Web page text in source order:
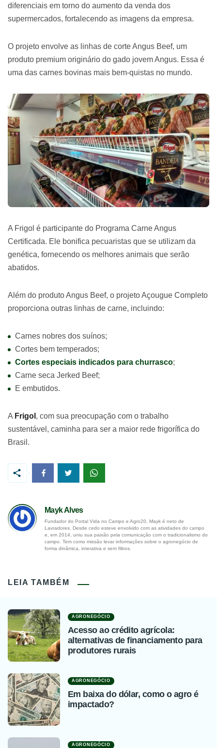
diferenciais em torno do aumento da venda dos
supermercados, fortalecendo as imagens da empresa.
O projeto envolve as linhas de corte Angus Beef, um
produto premium originário do gado jovem Angus. Essa é
uma das carnes bovinas mais bem-quistas no mundo.
A Frigol é participante do Programa Carne Angus
Certificada. Ele bonifica pecuaristas que se utilizam da
genética, fornecendo os melhores animais que serão
abatidos.
Além do produto Angus Beef, o projeto Açougue Completo
proporciona outras linhas de carne, incluindo:
Carnes nobres dos suínos;
Cortes bem temperados;
Cortes especiais indicados para churrasco;
Carne seca Jerked Beef;
E embutidos.
A Frigol , com sua preocupação com o trabalho
sustentável, caminha para ser a maior rede frigorífica do
Brasil.
Mayk Alves
Fundador do Portal Vida no Campo e Agro20, Mayk é neto de
Lavradores. Desde cedo esteve envolvido com as atividades do campo
e, em 2014, uniu sua paixão pela comunicação com o tradicionalismo do
campo. Tem como missão levar informações sobre o agronegócio de
forma dinâmica, interativa e sem filtros.
LEIA TAMBÉM
AGRONEGÓCIO
Acesso ao crédito agrícola:
alternativas de financiamento para
produtores rurais
AGRONEGÓCIO
Em baixa do dólar, como o agro é
impactado?
AGRONEGÓCIO